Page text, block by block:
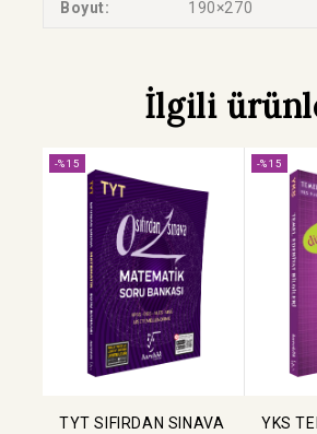
Boyut: 190×270
İlgili
-%15
TYT SIFIRDAN SINAVA
-%15
YKS